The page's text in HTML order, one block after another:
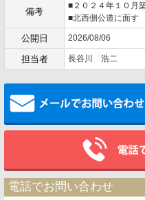
備考
■２０２４年１０月
■北西側公道に面す
公開日 2026/08/06
担当者 長谷川 浩二
電話でお問い合わせ